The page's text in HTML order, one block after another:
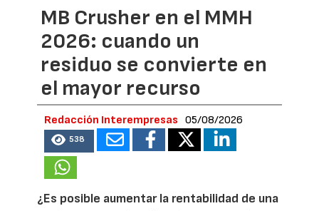
MB Crusher en el MMH
2026: cuando un
residuo se convierte en
el mayor recurso
Redacción Interempresas 05/08/2026
538
¿Es posible aumentar la rentabilidad de una